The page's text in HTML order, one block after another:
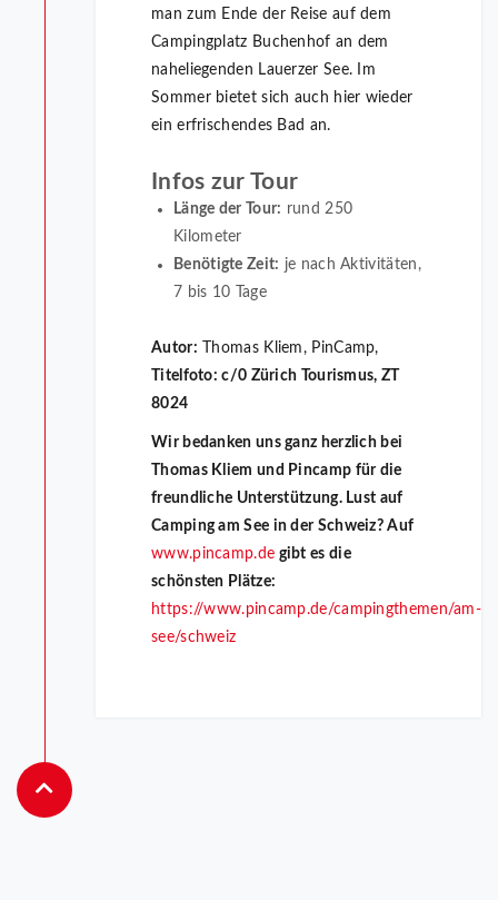
man zum Ende der Reise auf dem
Campingplatz Buchenhof an dem
naheliegenden Lauerzer See. Im
Sommer bietet sich auch hier wieder
ein erfrischendes Bad an.
Infos zur Tour
Länge der Tour: rund 250
Kilometer
Benötigte Zeit: je nach Aktivitäten,
7 bis 10 Tage
Autor: Thomas Kliem, PinCamp,
Titelfoto: c/0 Zürich Tourismus, ZT
8024
Wir bedanken uns ganz herzlich bei
Thomas Kliem und Pincamp für die
freundliche Unterstützung. Lust auf
Camping am See in der Schweiz? Auf
www.pincamp.de gibt es die
schönsten Plätze:
https://www.pincamp.de/campingthemen/am-
see/schweiz